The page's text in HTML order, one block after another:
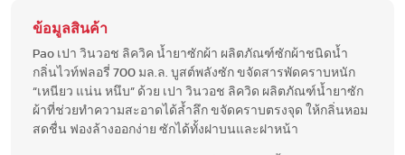
ข้อมูลสินค้า
Pao เปา วินวอช ลิควิค น้ำยาซักผ้า ผลิตภัณฑ์ซักผ้าชนิดน้ำ
กลิ่นไวท์ฟลอรี่ 700 มล.ล. บูสต์พลังซัก ขจัดสารพัดคราบหนัก
“เหนียว แน่น หนึบ” ด้วย เปา วินวอช ลิควิด ผลิตภัณฑ์น้ำยาซัก
ผ้าที่ช่วยทำความสะอาดได้ล้ำลึก ขจัดคราบตรงจุด ให้กลิ่นหอม
สดชื่น ฟองล้างออกง่าย ซักได้ทั้งฝาบนและฝาหน้า